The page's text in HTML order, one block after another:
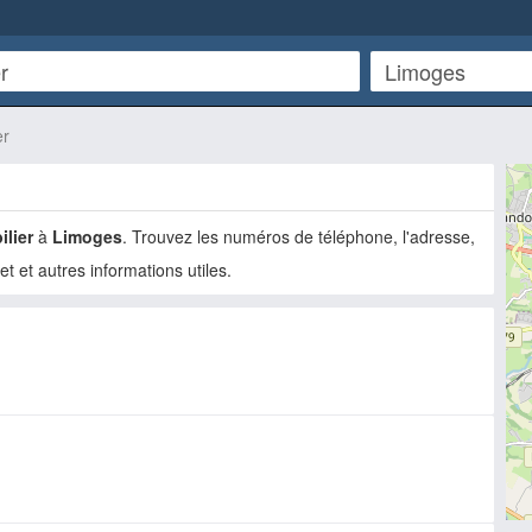
à Limoges. Trouvez les numéros de téléphone, l'adresse,
et autres informations utiles.